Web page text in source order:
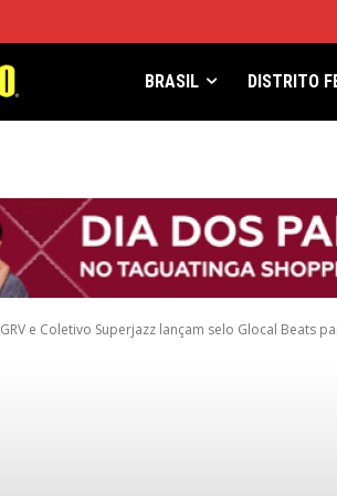
BRASIL DISTRITO
GRV e Coletivo Superjazz lançam selo Glocal Beats